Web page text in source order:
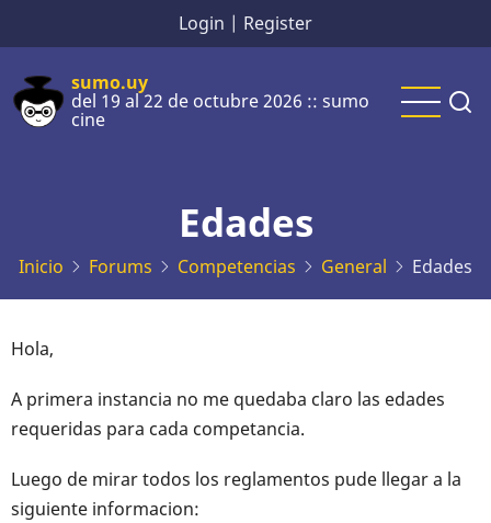
al
contenido
principal
Login | Register
sumo.uy
del 19 al 22 de octubre 2026 :: sumo
cine
Edades
Inicio Forums Competencias General Edades
Hola,
A primera instancia no me quedaba claro las edades
requeridas para cada competancia.
Luego de mirar todos los reglamentos pude llegar a la
siguiente informacion: